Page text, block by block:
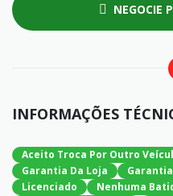
NEGOCIE
INFORMAÇÕES
Aceito Troca Por Outro
Garantia Da Loja
Licenciado
Nenhuma